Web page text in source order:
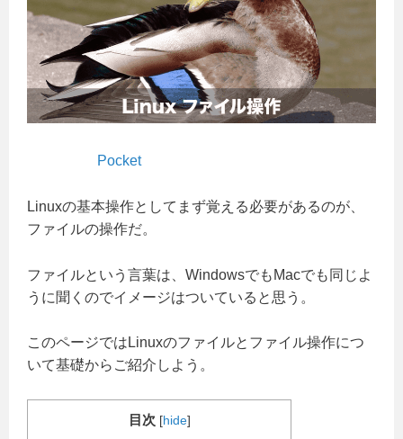
Pocket
Linuxの基本操作としてまず覚える必要があるのが、
ファイルの操作だ。
ファイルという言葉は、WindowsでもMacでも同じよ
うに聞くのでイメージはついていると思う。
このページではLinuxのファイルとファイル操作につ
いて基礎からご紹介しよう。
目次 [hide]